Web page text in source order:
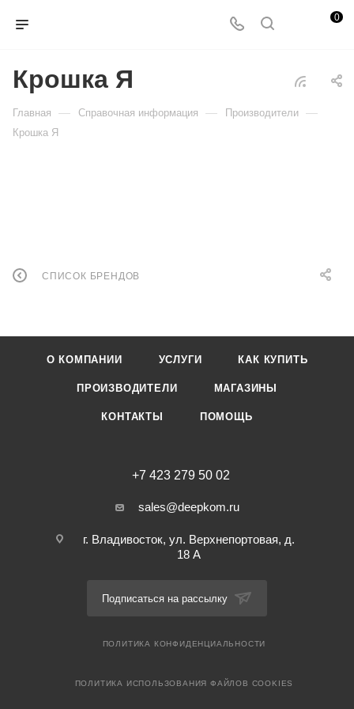
0
Крошка Я
Главная — Справочная информация — Производители —
Крошка Я
СПИСОК БРЕНДОВ
О КОМПАНИИ УСЛУГИ КАК КУПИТЬ
ПРОИЗВОДИТЕЛИ МАГАЗИНЫ
КОНТАКТЫ ПОМОЩЬ
+7 423 279 50 02
sales@deepkom.ru
г. Владивосток, ул. Верхнепортовая, д.
18 А
Подписаться на рассылку
ПОЛИТИКА КОНФИДЕНЦИАЛЬНОСТИ
ПОЛИТИКА ИСПОЛЬЗОВАНИЯ ФАЙЛОВ COOKIES